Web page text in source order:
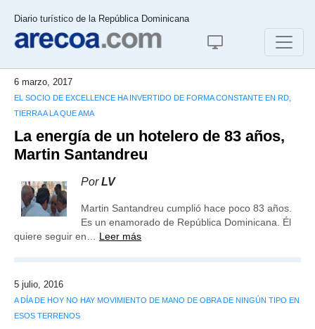
Diario turístico de la República Dominicana
6 marzo, 2017
EL SOCIO DE EXCELLENCE HA INVERTIDO DE FORMA CONSTANTE EN RD,
TIERRA A LA QUE AMA
La energía de un hotelero de 83 años,
Martin Santandreu
PorLV
Martin Santandreu cumplió hace poco 83 años.
Es un enamorado de República Dominicana. Él
quiere seguir en… Leer más
5 julio, 2016
A DÍA DE HOY NO HAY MOVIMIENTO DE MANO DE OBRA DE NINGÚN TIPO EN
ESOS TERRENOS